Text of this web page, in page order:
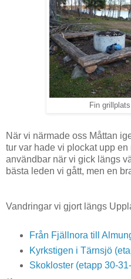
Fin
När vi närmade oss Måttan
tur var hade vi plockat upp
användbar när vi gick längs
bästa leden vi gått, men en
Vandringar vi gjort längs
Från Fjällnora till
Kyrkstigen i Tärnsjö
Skokloster (etapp 30-